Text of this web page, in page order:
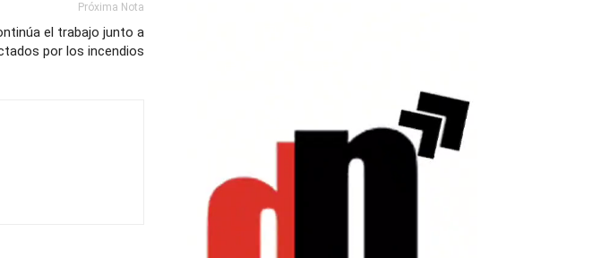
Próxima Nota
el trabajo junto a
por los incendios